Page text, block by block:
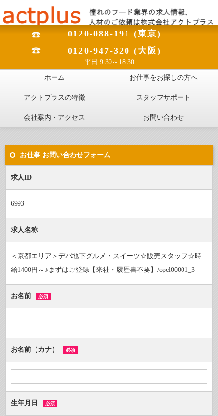
0120-088-191 (東京)
0120-947-320 (大阪)
平日 9:30～18:30
ホーム お仕事をお探しの方へ
アクトプラスの特徴 スタッフサポート
会社案内・アクセス お問い合わせ
お仕事 お問い合わせフォーム
求人ID
6993
求人名称
＜京都エリア＞デパ地下グルメ・スイーツ☆販売スタッフ☆時
給1400円～♪まずはご登録【来社・履歴書不要】/opcl00001_3
お名前 必須
お名前（カナ） 必須
生年月日 必須